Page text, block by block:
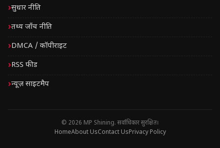
सुधार नीति
तथ्य जाँच नीति
DMCA / कॉपीराइट
RSS फीड
न्यूज़ साइटमैप
© 2026 MP Shining. सर्वाधिकार सुरक्षित।
HomeAbout UsContact UsPrivacy Policy